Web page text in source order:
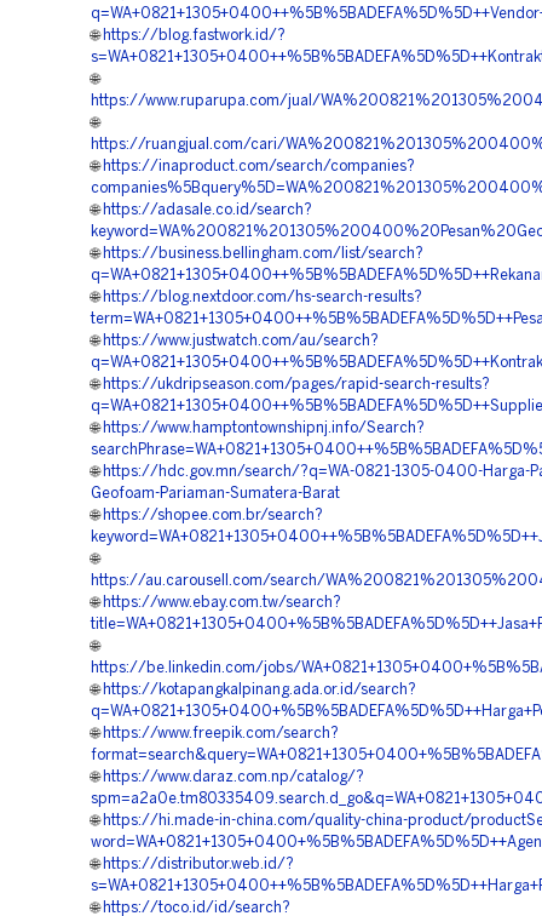
🌐 https://blog.fastwork.id/?
🌐
https://www.ruparupa.com/jual/
🌐
https://ruangjual.com/cari/
🌐 https://inaproduct.com/search/companies?
🌐 https://adasale.co.id/search?
🌐 https://business.bellingham.com/list/search?
🌐 https://blog.nextdoor.com/hs-search-results?
🌐 https://www.justwatch.com/au/search?
🌐 https://ukdripseason.com/pages/rapid-search-results?
🌐 https://www.hamptontownshipnj.info/Search?
🌐 https://hdc.gov.mn/search/?q=WA-0821-1305-0400-Harga-
Geofoam-Pariaman-Sumatera-Barat
🌐 https://shopee.com.br/search?
🌐
https://au.carousell.com/search/
🌐 https://www.ebay.com.tw/search?
🌐
https://be.linkedin.com/jobs/
🌐 https://kotapangkalpinang.ada.or.id/search?
🌐 https://www.freepik.com/search?
🌐 https://www.daraz.com.np/catalog/?
🌐 https://hi.made-in-china.com/quality-china-product/
🌐 https://distributor.web.id/?
🌐 https://toco.id/id/search?